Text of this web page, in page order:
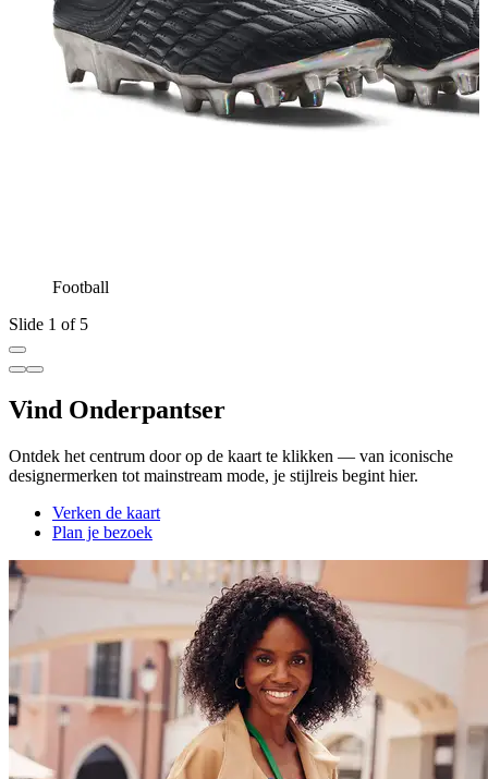
Football
Slide 1 of 5
Vind Onderpantser
Ontdek het centrum door op de kaart te klikken — van iconische
designermerken tot mainstream mode, je stijlreis begint hier.
Verken de kaart
Plan je bezoek